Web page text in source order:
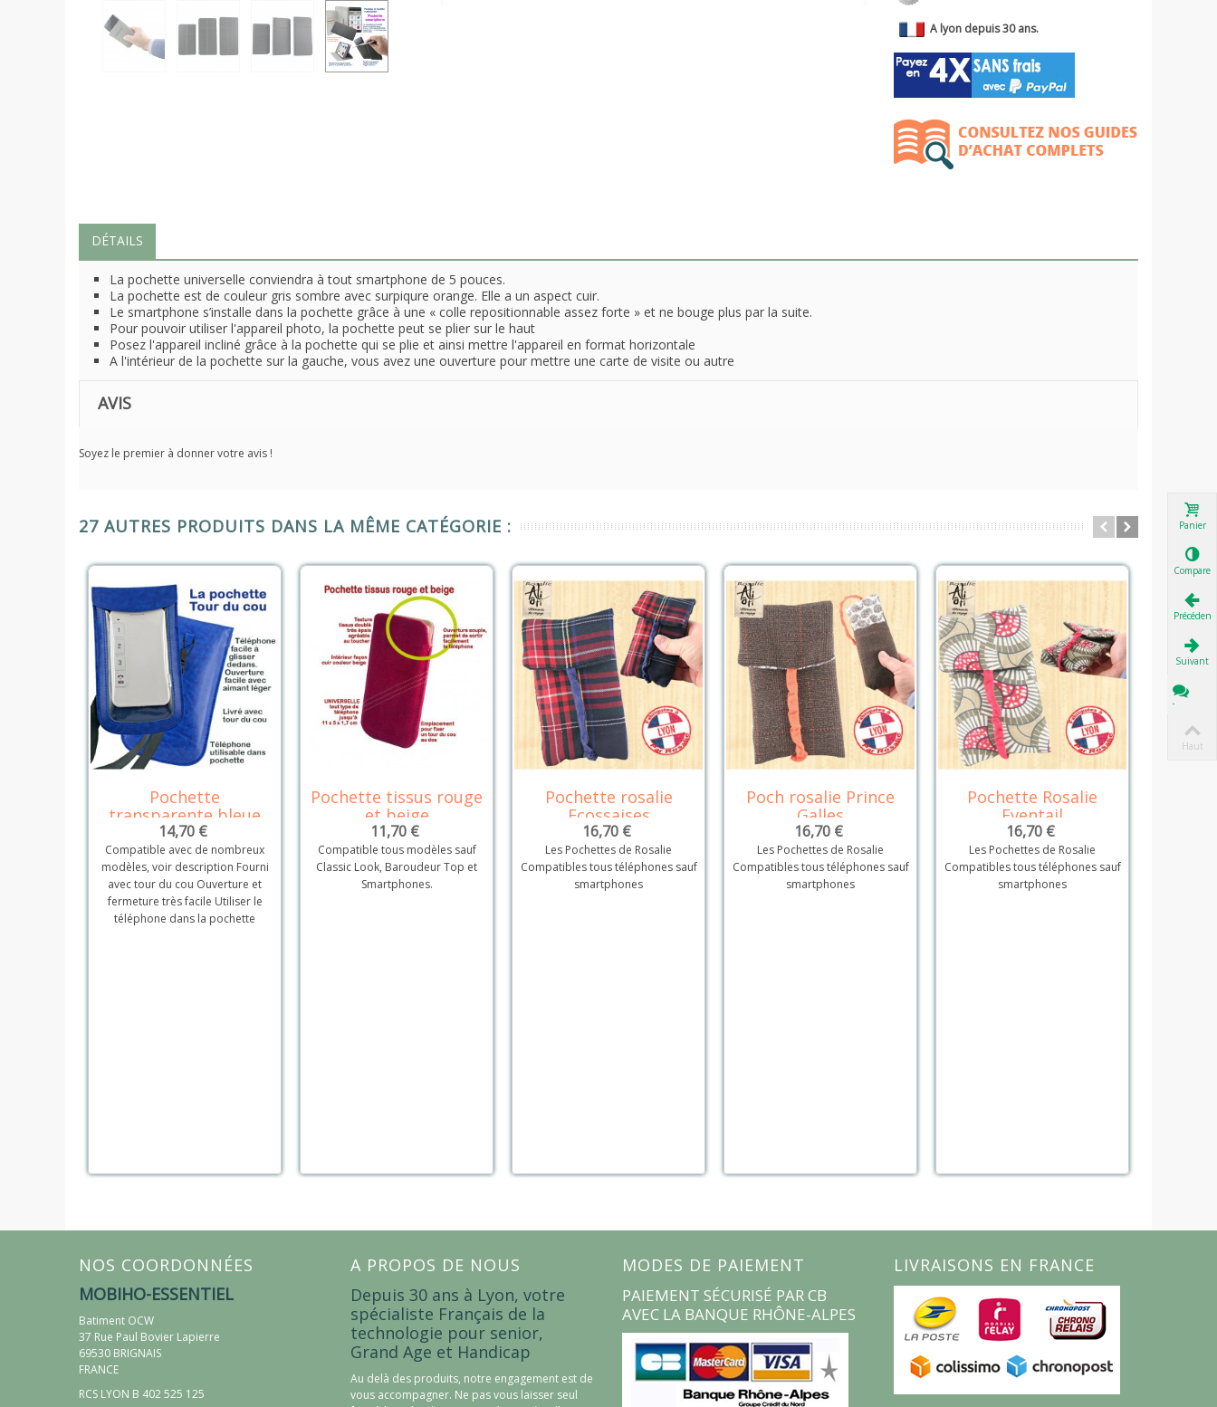
A lyon depuis 30 ans.
DÉTAILS
La pochette universelle conviendra à tout smartphone de 5 pouces.
La pochette est de couleur gris sombre avec surpiqure orange. Elle a un aspect cuir.
Le smartphone s’installe dans la pochette grâce à une « colle repositionnable assez forte » et ne bouge plus par la suite.
Pour pouvoir utiliser l'appareil photo, la pochette peut se plier sur le haut
Posez l'appareil incliné grâce à la pochette qui se plie et ainsi mettre l'appareil en format horizontale
A l'intérieur de la pochette sur la gauche, vous avez une ouverture pour mettre une carte de visite ou autre
AVIS
Soyez le premier à donner votre avis !
27 AUTRES PRODUITS DANS LA MÊME CATÉGORIE :
Détails
Pochette
transparente bleue
14,70 €
Compatible avec de nombreux
modèles, voir description Fourni
avec tour du cou Ouverture et
fermeture très facile Utiliser le
téléphone dans la pochette
Détails
Pochette tissus rouge
et beige
11,70 €
Compatible tous modèles sauf
Classic Look, Baroudeur Top et
Smartphones.
Détails
Pochette rosalie
Ecossaises
16,70 €
Les Pochettes de Rosalie
Compatibles tous téléphones sauf
smartphones
Détails
Poch rosalie Prince
Galles
16,70 €
Les Pochettes de Rosalie
Compatibles tous téléphones sauf
smartphones
Détails
Pochette Rosalie
Eventail
16,70 €
Les Pochettes de Rosalie
Compatibles tous téléphones sauf
smartphones
NOS COORDONNÉES
MOBIHO-ESSENTIEL
Batiment OCW
37 Rue Paul Bovier Lapierre
69530 BRIGNAIS
FRANCE
RCS LYON B 402 525 125
A PROPOS DE NOUS
Depuis 30 ans à Lyon, votre
spécialiste Français de la
technologie pour senior,
Grand Age et Handicap
Au delà des produits, notre engagement est de
vous accompagner. Ne pas vous laisser seul
MODES DE PAIEMENT
PAIEMENT SÉCURISÉ PAR CB
AVEC LA BANQUE RHÔNE-ALPES
LIVRAISONS EN FRANCE
Panier
Comparer
Précédent
Suivant
Tchat
Haut